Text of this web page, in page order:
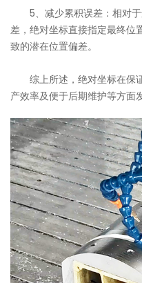
5、减少累积误差：相对于
差，绝对坐标直接指定最终位
致的潜在位置偏差。
综上所述，绝对坐标在保
产效率及便于后期维护等方面